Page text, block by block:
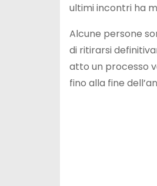
ultimi incontri ha
Alcune persone
di ritirarsi
atto un processo
fino alla fine